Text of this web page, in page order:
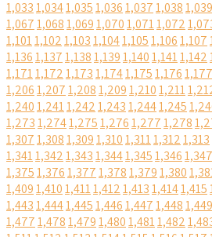
1,0331,0341,0351,0361,0371,0381,039
1,0671,0681,0691,0701,0711,072
1,1011,1021,1031,1041,1051,1061,107
1,1361,1371,1381,1391,1401,1411,142
1,1711,1721,1731,1741,1751,1761,177
1,2061,2071,2081,2091,2101,211
1,2401,2411,2421,2431,2441,245
1,2731,2741,2751,2761,2771,278
1,3071,3081,3091,3101,3111,3121,313
1,3411,3421,3431,3441,3451,3461,347
1,3751,3761,3771,3781,3791,380
1,4091,4101,4111,4121,4131,4141,415
1,4431,4441,4451,4461,4471,4481,449
1,4771,4781,4791,4801,4811,482